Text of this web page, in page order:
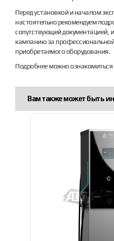
Перед установкой и началом
настоятельно рекомендуем
сопутствующей документацией,
кампанию за
приобретаемого оборудования.
Подробнее можно
Вам также может быть